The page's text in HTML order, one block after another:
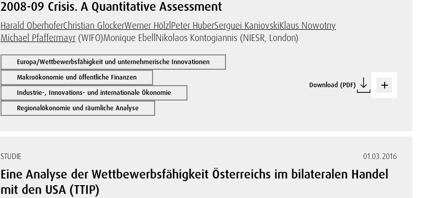
2008-09 Crisis. A Quantitative Assessment
Harald OberhoferChristian GlockerWerner Hölzl Peter HuberSerguei KaniovskiKlaus Nowotny
Michael Pfaffermayr (WIFO)Monique Ebell Nikolaos Kontogiannis (NIESR, London)
Europa/Wettbewerbsfähigkeit und unternehmerische Innovationen
Makroökonomie und öffentliche Finanzen
Industrie-, Innovations- und internationale Ökonomie
Regionalökonomie und räumliche Analyse
Download (PDF)
STUDIE 01.03.2016
Eine Analyse der Wettbewerbsfähigkeit Österreichs im bilateralen Handel
mit den USA (TTIP)